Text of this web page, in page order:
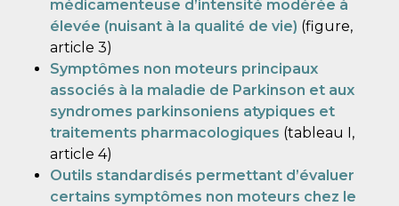
médicamenteuse d’intensité modérée à
élevée (nuisant à la qualité de vie) (figure,
article 3)
Symptômes non moteurs principaux
associés à la maladie de Parkinson et aux
syndromes parkinsoniens atypiques et
traitements pharmacologiques (tableau I,
article 4)
Outils standardisés permettant d’évaluer
certains symptômes non moteurs chez le